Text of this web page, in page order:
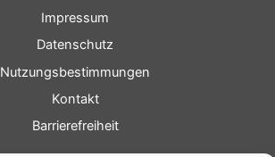
Impressum
Datenschutz
Nutzungsbestimmungen
Kontakt
Barrierefreiheit